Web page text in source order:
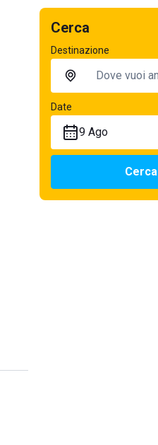
Cerca
Destinazione
Date
9 Ago
Cerca